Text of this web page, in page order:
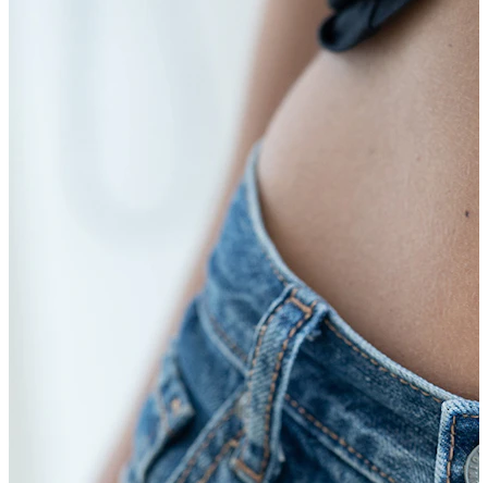
14k gouden sieraden
Shop Titanium